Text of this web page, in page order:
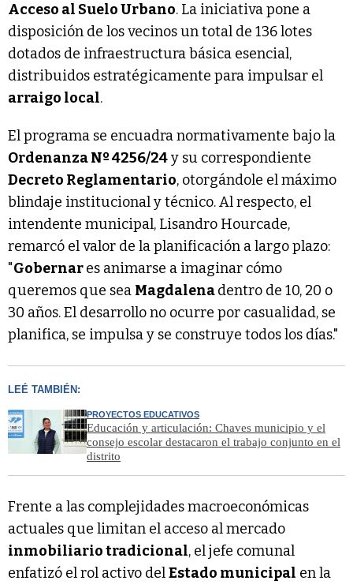
Acceso al Suelo Urbano. La iniciativa pone a
disposición de los vecinos un total de 136 lotes
dotados de infraestructura básica esencial,
distribuidos estratégicamente para impulsar el
arraigo local.
El programa se encuadra normativamente bajo la
Ordenanza Nº 4256/24y su correspondiente
Decreto Reglamentario, otorgándole el máximo
blindaje institucional y técnico. Al respecto, el
intendente municipal, Lisandro Hourcade,
remarcó el valor de la planificación a largo plazo:
"Gobernares animarse a imaginar cómo
queremos que sea Magdalenadentro de 10, 20 o
30 años. El desarrollo no ocurre por casualidad, se
planifica, se impulsa y se construye todos los días."
LEÉ TAMBIÉN:
PROYECTOS EDUCATIVOS
Educación y articulación: Chaves municipio y el
consejo escolar destacaron el trabajo conjunto en el
distrito
Frente a las complejidades macroeconómicas
actuales que limitan el acceso al mercado
inmobiliario tradicional, el jefe comunal
enfatizó el rol activo delEstado municipal en la